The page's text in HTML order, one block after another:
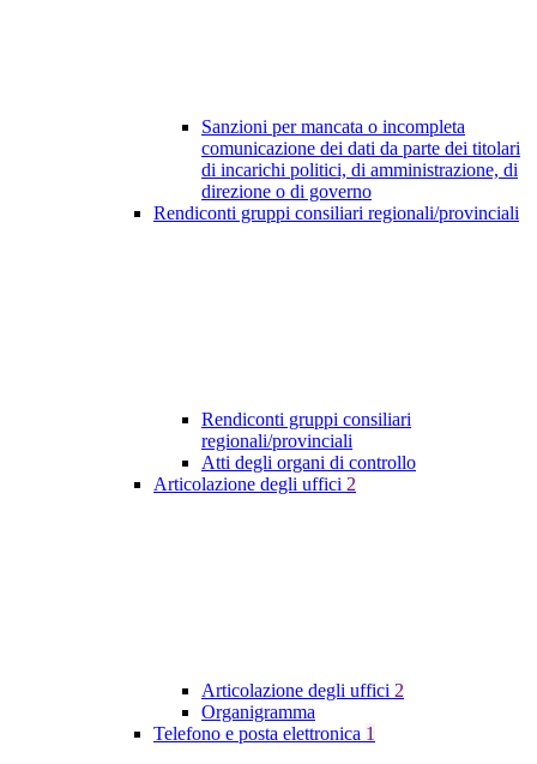
Sanzioni per mancata o incompleta
comunicazione dei dati da parte dei titolari
di incarichi politici, di amministrazione, di
direzione o di governo
Rendiconti gruppi consiliari regionali/provinciali
Rendiconti gruppi consiliari
regionali/provinciali
Atti degli organi di controllo
Articolazione degli uffici 2
Articolazione degli uffici 2
Organigramma
Telefono e posta elettronica 1